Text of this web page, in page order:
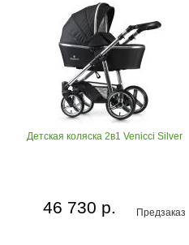
Детская коляска 2в1 Venicci Silver
Предзаказ
46 730 р.